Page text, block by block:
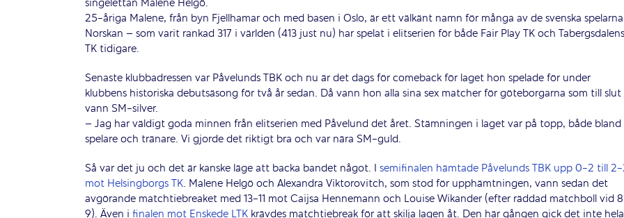
singelettan Malene Helgö.
25-åriga Malene, från byn Fjellhamar och med basen i Oslo, är ett välkänt namn för många av de svenska
Norskan – som varit rankad 317 i världen (413 just nu) har spelat i elitserien för både Fair Play TK och Tabergsdalens
TK tidigare.
Senaste klubbadressen var Påvelunds TBK och nu är det dags för comeback för laget hon spelade för under
klubbens historiska debutsäsong för två år sedan. Då vann hon alla sina sex matcher för göteborgarna som till slut
vann SM-silver.
– Jag har väldigt goda minnen från elitserien med Påvelund det året. Stämningen i laget var på topp, både bland
spelare och tränare. Vi gjorde det riktigt bra och var nära SM-guld.
Så var det ju och det är kanske läge att backa bandet något. I semifinalen hämtade Påvelunds TBK upp 0-2 till
mot Helsingborgs TK. Malene Helgö och Alexandra Viktorovitch, som stod för upphämtningen, vann sedan det
avgörande matchtiebreaket med 13-11 mot Caijsa Hennemann och Louise Wikander (efter räddad matchboll vid
9). Även i finalen mot Enskede LTK krävdes matchtiebreak för att skilja lagen åt. Den här gången gick det inte hela